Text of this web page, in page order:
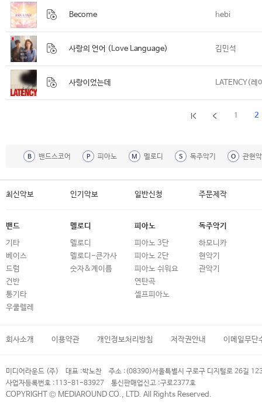
Become hebi
사랑의 언어 (Love Language) 김민석
사랑이었는데 LATENCY(레
1 2
B 밴드스코어 P 피아노 M 멜로디 S 독주악기 O 관현
최신악보 인기악보 일반신청 주문제작
밴드
기타
베이스
드럼
건반
통기타
우쿨렐레
멜로디
멜로디
멜로디-큰가사
숫자&계이름
피아노
피아노 3단
피아노 2단
피아노 쉬워요
연탄곡
셀프피아노
독주악기
하모니카
현악기
관악기
회사소개 이용약관 개인정보처리방침 저작권안내 이메일무단
미디어라운드 (주) 대표 :박노찬 주소 : (08390)서울특별시 구로구 디지털로 26길
사업자등록번호 :113-81-83927 통신판매업신고 :구로2377호
COPYRIGHT © MEDIAROUND CO., LTD. All Rights Reserved.